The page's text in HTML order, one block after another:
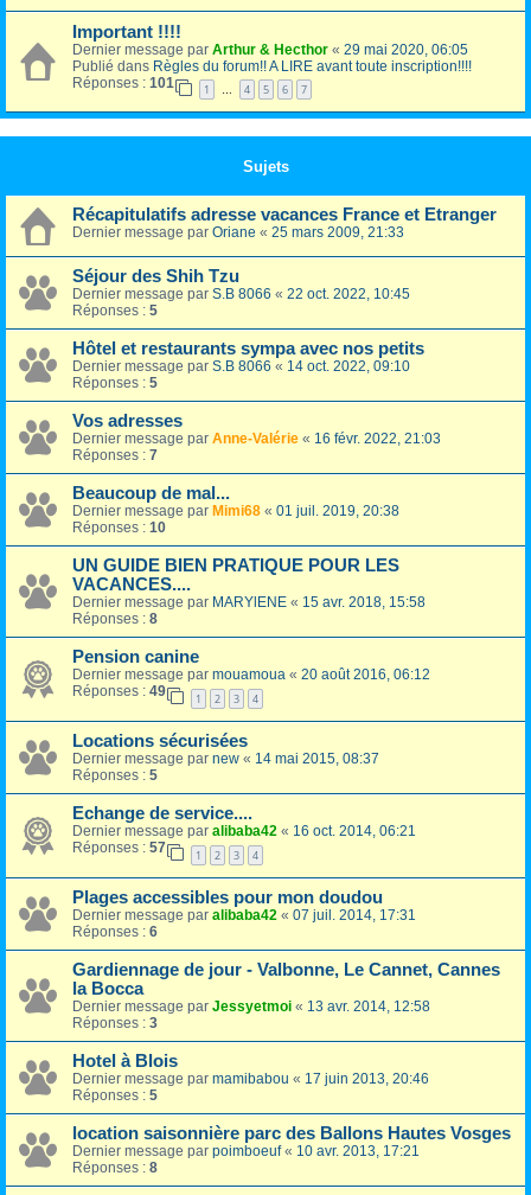
Important !!!!
Dernier message par Arthur & Hecthor« 29 mai 2020, 06:05
Publié dans Règles du forum!! A LIRE avant toute inscription!!!!
Réponses : 101 1 … 4 5 6 7
Sujets
Récapitulatifs adresse vacances France et Etranger
Dernier message par Oriane « 25 mars 2009, 21:33
Séjour des Shih Tzu
Dernier message par S.B 8066 « 22 oct. 2022, 10:45
Réponses : 5
Hôtel et restaurants sympa avec nos petits
Dernier message par S.B 8066 « 14 oct. 2022, 09:10
Réponses : 5
Vos adresses
Dernier message par Anne-Valérie« 16 févr. 2022, 21:03
Réponses : 7
Beaucoup de mal...
Dernier message par Mimi68« 01 juil. 2019, 20:38
Réponses : 10
UN GUIDE BIEN PRATIQUE POUR LES
VACANCES....
Dernier message par MARYlENE« 15 avr. 2018, 15:58
Réponses : 8
Pension canine
Dernier message par mouamoua« 20 août 2016, 06:12
Réponses : 49 1 2 3 4
Locations sécurisées
Dernier message par new« 14 mai 2015, 08:37
Réponses : 5
Echange de service....
Dernier message par alibaba42« 16 oct. 2014, 06:21
Réponses : 57 1 2 3 4
Plages accessibles pour mon doudou
Dernier message par alibaba42« 07 juil. 2014, 17:31
Réponses : 6
Gardiennage de jour - Valbonne, Le Cannet, Cannes
la Bocca
Dernier message par Jessyetmoi« 13 avr. 2014, 12:58
Réponses : 3
Hotel à Blois
Dernier message par mamibabou « 17 juin 2013, 20:46
Réponses : 5
location saisonnière parc des Ballons Hautes Vosges
Dernier message par poimboeuf« 10 avr. 2013, 17:21
Réponses : 8